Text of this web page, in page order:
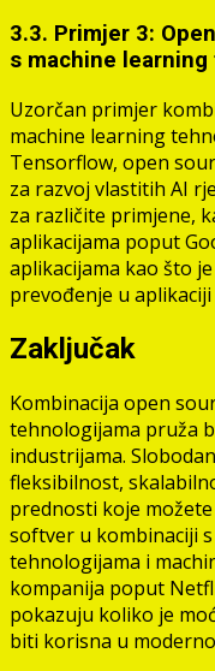
3.3. Primjer 3:
s machine
Uzorčan primjer
machine learning
Tensorflow, open
za razvoj vlastitih AI
za različite primjene,
aplikacijama poput
aplikacijama kao što
prevođenje u
Zaključak
Kombinacija open
tehnologijama pruža
industrijama.
fleksibilnost,
prednosti koje
softver u kombinaciji
tehnologijama i
kompanija poput
pokazuju koliko je
biti korisna u